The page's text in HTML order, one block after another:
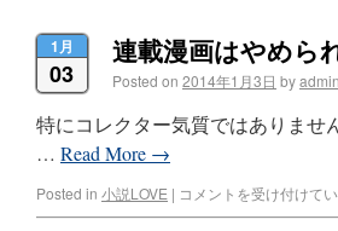
1月
03
連載漫画はやめら
Posted on 2014年1月3日 byadmin
特にコレクター気質ではありませ
… Read More →
Posted in 小説LOVE | コメントを受け付けて